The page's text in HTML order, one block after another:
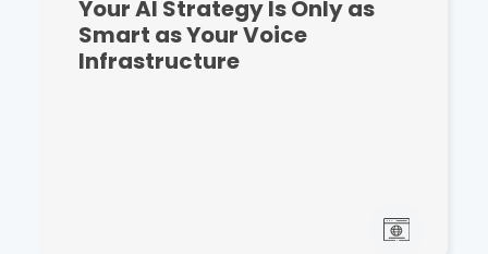
Your AI Strategy Is Only as
Smart as Your Voice
Infrastructure